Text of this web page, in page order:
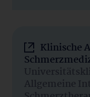
Klinische
Allgemeine